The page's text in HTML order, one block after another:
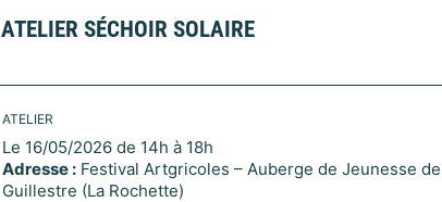
ATELIER SÉCHOIR SOLAIRE
ATELIER
Le 16/05/2026 de 14h à 18h
Adresse : Festival Artgricoles – Auberge de Jeunesse de
Guillestre (La Rochette)